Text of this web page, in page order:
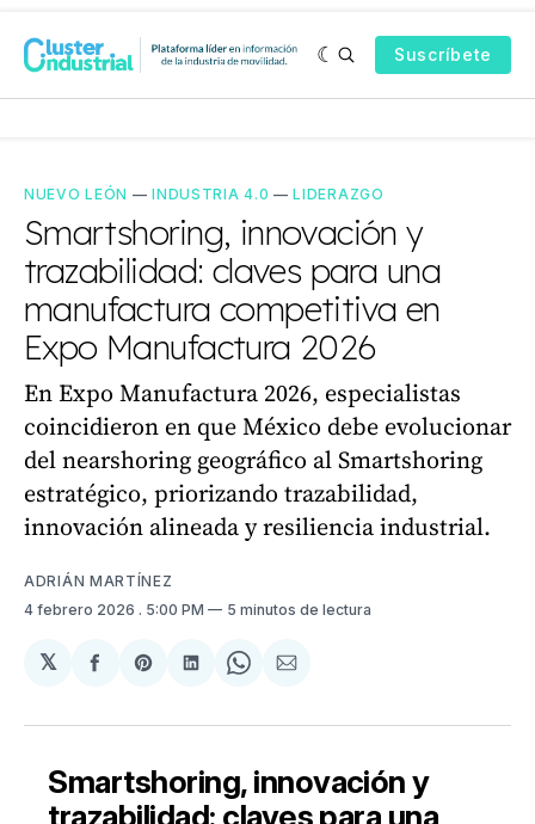
Suscríbete
NUEVO LEÓN —INDUSTRIA 4.0 —LIDERAZGO
Smartshoring, innovación y
trazabilidad: claves para una
manufactura competitiva en
Expo Manufactura 2026
En Expo Manufactura 2026, especialistas
coincidieron en que México debe evolucionar
del nearshoring geográfico al Smartshoring
estratégico, priorizando trazabilidad,
innovación alineada y resiliencia industrial.
ADRIÁN MARTÍNEZ
4 febrero 2026 . 5:00 PM 5 minutos de lectura
𝕏
Compartir
Facebook
Share
Pinterest
Compartir
LinkedIn
Share
WhatsApp
Compartir
Email
Smartshoring, innovación y
trazabilidad: claves para una